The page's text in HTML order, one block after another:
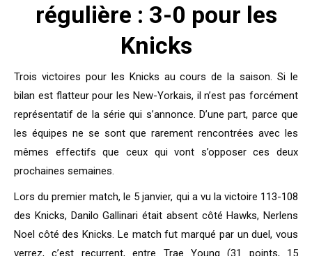
régulière : 3-0 pour les
Knicks
Trois victoires pour les Knicks au cours de la saison. Si le
bilan est flatteur pour les New-Yorkais, il n’est pas forcément
représentatif de la série qui s’annonce. D’une part, parce que
les équipes ne se sont que rarement rencontrées avec les
mêmes effectifs que ceux qui vont s’opposer ces deux
prochaines semaines.
Lors du premier match, le 5 janvier, qui a vu la victoire 113-108
des Knicks, Danilo Gallinari était absent côté Hawks, Nerlens
Noel côté des Knicks. Le match fut marqué par un duel, vous
verrez, c’est recurrent, entre Trae Young (31 points, 15